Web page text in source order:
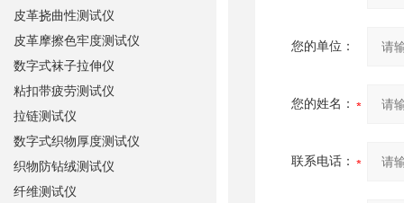
您的单位：
您的姓名：
联系电话：
皮革挠曲性测试仪
皮革摩擦色牢度测试仪
数字式袜子拉伸仪
粘扣带疲劳测试仪
拉链测试仪
数字式织物厚度测试仪
织物防钻绒测试仪
纤维测试仪